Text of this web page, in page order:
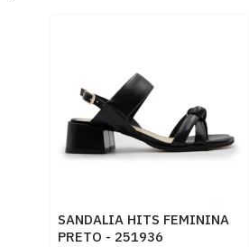
SANDALIA HITS FEMININA
PRETO - 251936